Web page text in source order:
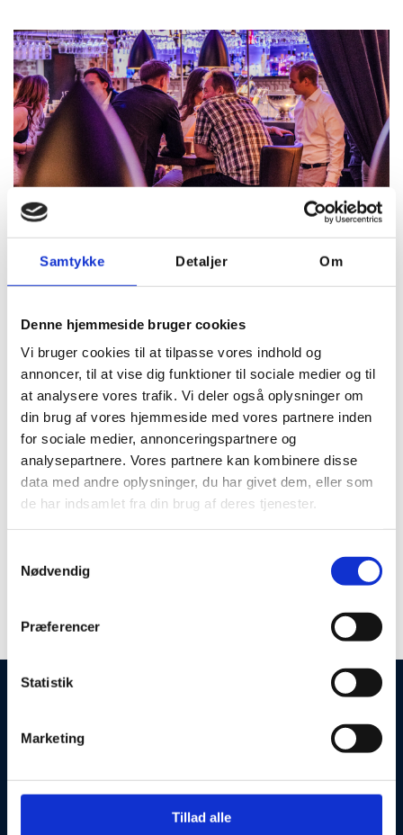
Samtykke Detaljer Om
Denne hjemmeside bruger cookies
Vi bruger cookies til at tilpasse vores indhold og
annoncer, til at vise dig funktioner til sociale medier og til
at analysere vores trafik. Vi deler også oplysninger om
din brug af vores hjemmeside med vores partnere inden
for sociale medier, annonceringspartnere og
analysepartnere. Vores partnere kan kombinere disse
data med andre oplysninger, du har givet dem, eller som
de har indsamlet fra din brug af deres tjenester.
Nødvendig
Præferencer
Statistik
Marketing
Tillad alle
DJ - Sigurt Hovgaard
Fra kl. 21.00 spiller DJ – Sigurt Hovgaard de nyeste
loungetoner og remixes. Musikken og lyset ændres og
lokalet transformeres fra aftenrestaurant til
cocktaillounge med stjerner på himlen. Gæsterne
fascineres af loungens betagende design, de 600 kvm.
glasloft, de rå murstens vægge, unikke azobe
plankeborde og skønne sofamiljøer. Stemningen er
Se mere på megalounge.dk